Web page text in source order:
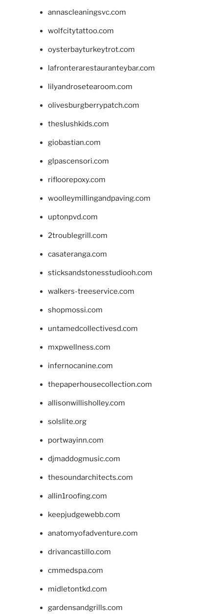
annascleaningsvc.com
wolfcitytattoo.com
oysterbayturkeytrot.com
lafronterarestauranteybar.com
lilyandrosetearoom.com
olivesburgberrypatch.com
theslushkids.com
giobastian.com
glpascensori.com
rifloorepoxy.com
woolleymillingandpaving.com
uptonpvd.com
2troublegrill.com
casateranga.com
sticksandstonesstudiooh.com
walkers-treeservice.com
shopmossi.com
untamedcollectivesd.com
mxpwellness.com
infernocanine.com
thepaperhousecollection.com
allisonwillisholley.com
solslite.org
portwayinn.com
djmaddogmusic.com
thesoundarchitects.com
allin1roofing.com
keepjudgewebb.com
anatomyofadventure.com
drivancastillo.com
cmmedspa.com
midletontkd.com
gardensandgrills.com